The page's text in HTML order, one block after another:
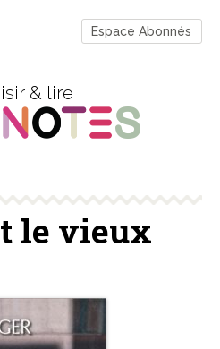
Espace Abonnés
& lire
le vieux